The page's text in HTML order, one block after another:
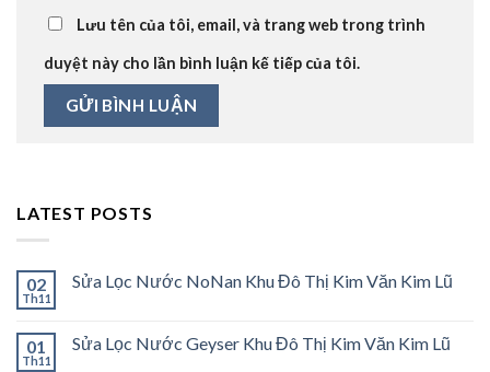
Lưu tên của tôi, email, và trang web trong trình
duyệt này cho lần bình luận kế tiếp của tôi.
LATEST POSTS
02
Th11
Sửa Lọc Nước NoNan Khu Đô Thị Kim Văn Kim Lũ
01
Th11
Sửa Lọc Nước Geyser Khu Đô Thị Kim Văn Kim Lũ